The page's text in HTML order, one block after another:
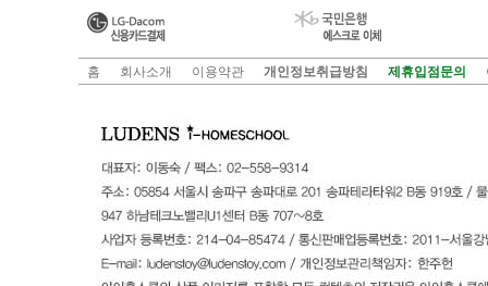
홈 회사소개 이용약관 개인정보취급방침 제휴입점문의